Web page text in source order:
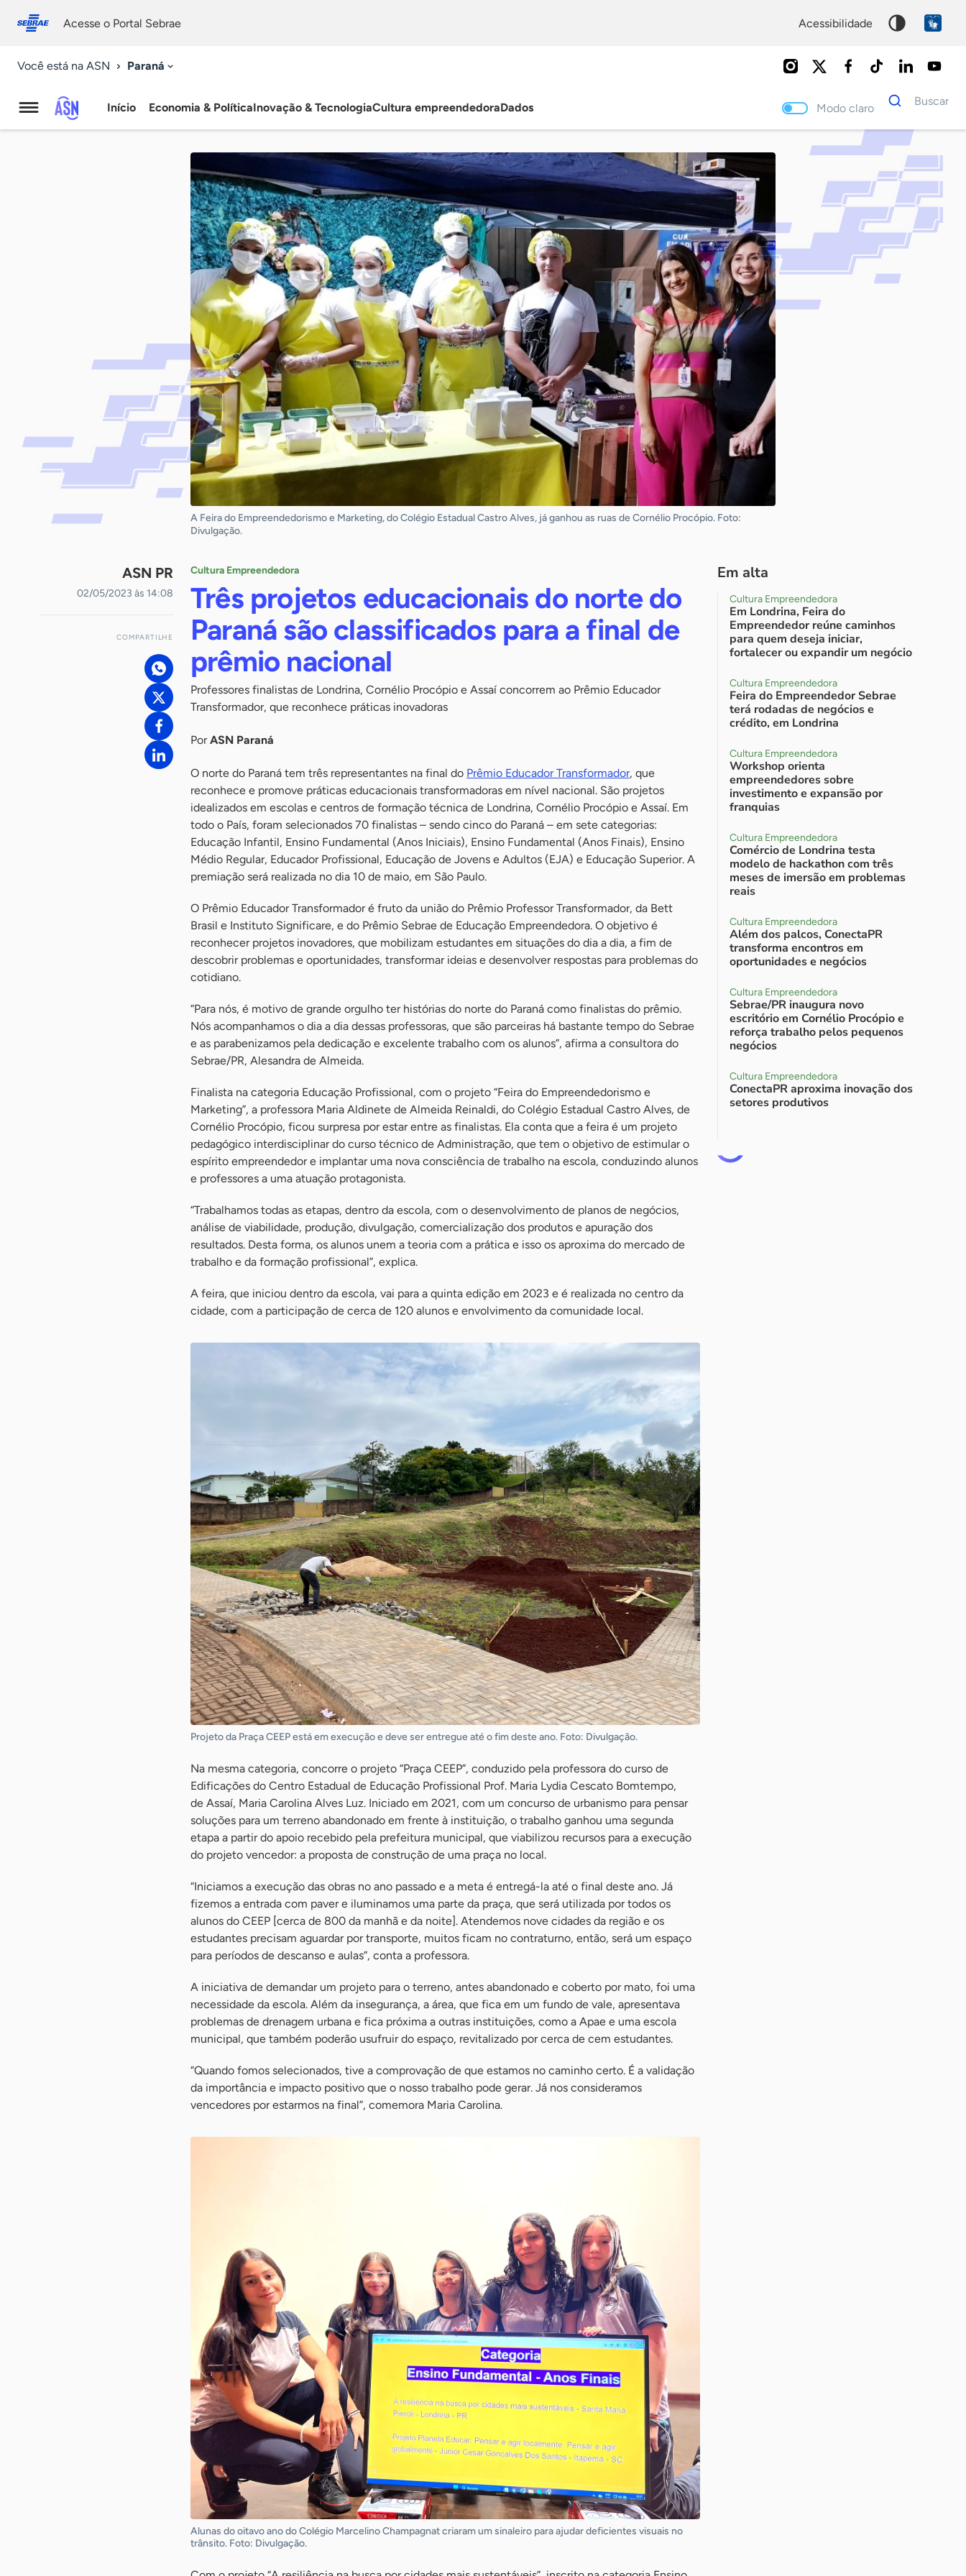
conosco
Acesse o Portal Sebrae acessibilidade
Você está na ASN Paraná
Agência
Início Economia & PolíticaInovação & TecnologiaCultura empreendedoraDados Modo claro
Dados
para
Buscar
Palavra
chave
A Feira do Empreendedorismo e Marketing, do Colégio Estadual Castro Alves, já ganhou as ruas de Cornélio Procópio. Foto:
Divulgação.
ASN PR
02/05/2023 às 14:08
COMPARTILHE
Cultura Empreendedora
Três projetos educacionais do norte do
Paraná são classificados para a final de
prêmio nacional
Professores finalistas de Londrina, Cornélio Procópio e Assaí concorrem ao Prêmio Educador
Transformador, que reconhece práticas inovadoras
PorASN Paraná
O norte do Paraná tem três representantes na final do Prêmio Educador Transformador, que
reconhece e promove práticas educacionais transformadoras em nível nacional. São projetos
idealizados em escolas e centros de formação técnica de Londrina, Cornélio Procópio e Assaí. Em
todo o País, foram selecionados 70 finalistas – sendo cinco do Paraná – em sete categorias:
Educação Infantil, Ensino Fundamental (Anos Iniciais), Ensino Fundamental (Anos Finais), Ensino
Médio Regular, Educador Profissional, Educação de Jovens e Adultos (EJA) e Educação Superior. A
premiação será realizada no dia 10 de maio, em São Paulo.
O Prêmio Educador Transformador é fruto da união do Prêmio Professor Transformador, da Bett
Brasil e Instituto Significare, e do Prêmio Sebrae de Educação Empreendedora. O objetivo é
reconhecer projetos inovadores, que mobilizam estudantes em situações do dia a dia, a fim de
descobrir problemas e oportunidades, transformar ideias e desenvolver respostas para problemas do
cotidiano.
“Para nós, é motivo de grande orgulho ter histórias do norte do Paraná como finalistas do prêmio.
Nós acompanhamos o dia a dia dessas professoras, que são parceiras há bastante tempo do Sebrae
e as parabenizamos pela dedicação e excelente trabalho com os alunos”, afirma a consultora do
Sebrae/PR, Alesandra de Almeida.
Finalista na categoria Educação Profissional, com o projeto “Feira do Empreendedorismo e
Marketing”, a professora Maria Aldinete de Almeida Reinaldi, do Colégio Estadual Castro Alves, de
Cornélio Procópio, ficou surpresa por estar entre as finalistas. Ela conta que a feira é um projeto
pedagógico interdisciplinar do curso técnico de Administração, que tem o objetivo de estimular o
espírito empreendedor e implantar uma nova consciência de trabalho na escola, conduzindo alunos
e professores a uma atuação protagonista.
“Trabalhamos todas as etapas, dentro da escola, com o desenvolvimento de planos de negócios,
análise de viabilidade, produção, divulgação, comercialização dos produtos e apuração dos
resultados. Desta forma, os alunos unem a teoria com a prática e isso os aproxima do mercado de
trabalho e da formação profissional”, explica.
A feira, que iniciou dentro da escola, vai para a quinta edição em 2023 e é realizada no centro da
cidade, com a participação de cerca de 120 alunos e envolvimento da comunidade local.
Projeto da Praça CEEP está em execução e deve ser entregue até o fim deste ano. Foto: Divulgação.
Na mesma categoria, concorre o projeto “Praça CEEP”, conduzido pela professora do curso de
Edificações do Centro Estadual de Educação Profissional Prof. Maria Lydia Cescato Bomtempo,
de Assaí, Maria Carolina Alves Luz. Iniciado em 2021, com um concurso de urbanismo para pensar
soluções para um terreno abandonado em frente à instituição, o trabalho ganhou uma segunda
etapa a partir do apoio recebido pela prefeitura municipal, que viabilizou recursos para a execução
do projeto vencedor: a proposta de construção de uma praça no local.
“Iniciamos a execução das obras no ano passado e a meta é entregá-la até o final deste ano. Já
fizemos a entrada com paver e iluminamos uma parte da praça, que será utilizada por todos os
alunos do CEEP [cerca de 800 da manhã e da noite]. Atendemos nove cidades da região e os
estudantes precisam aguardar por transporte, muitos ficam no contraturno, então, será um espaço
para períodos de descanso e aulas”, conta a professora.
A iniciativa de demandar um projeto para o terreno, antes abandonado e coberto por mato, foi uma
necessidade da escola. Além da insegurança, a área, que fica em um fundo de vale, apresentava
problemas de drenagem urbana e fica próxima a outras instituições, como a Apae e uma escola
municipal, que também poderão usufruir do espaço, revitalizado por cerca de cem estudantes.
“Quando fomos selecionados, tive a comprovação de que estamos no caminho certo. É a validação
da importância e impacto positivo que o nosso trabalho pode gerar. Já nos consideramos
vencedores por estarmos na final”, comemora Maria Carolina.
Alunas do oitavo ano do Colégio Marcelino Champagnat criaram um sinaleiro para ajudar deficientes visuais no
trânsito. Foto: Divulgação.
Em alta
Cultura Empreendedora
Em Londrina, Feira do
Empreendedor reúne caminhos
para quem deseja iniciar,
fortalecer ou expandir um negócio
Cultura Empreendedora
Feira do Empreendedor Sebrae
terá rodadas de negócios e
crédito, em Londrina
Cultura Empreendedora
Workshop orienta
empreendedores sobre
investimento e expansão por
franquias
Cultura Empreendedora
Comércio de Londrina testa
modelo de hackathon com três
meses de imersão em problemas
reais
Cultura Empreendedora
Além dos palcos, ConectaPR
transforma encontros em
oportunidades e negócios
Cultura Empreendedora
Sebrae/PR inaugura novo
escritório em Cornélio Procópio e
reforça trabalho pelos pequenos
negócios
Cultura Empreendedora
ConectaPR aproxima inovação dos
setores produtivos